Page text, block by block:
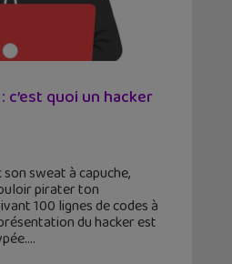
c’est quoi un hacker
son sweat à capuche,
pirater ton
100 lignes de codes à
du hacker est